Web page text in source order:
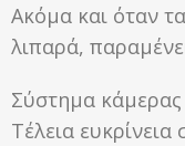
Ακόμα και όταν
λιπαρά,
Σύστημα κάμερας
Τέλεια